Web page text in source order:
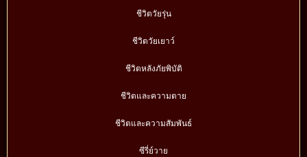
ชีวิตวัยรุ่น
ชีวิตวัยเยาว์
ชีวิตหลังภัยพิบัติ
ชีวิตและความตาย
ชีวิตและความสัมพันธ์
ซีรี่ย์วาย